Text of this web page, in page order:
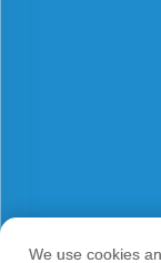
We use cookies